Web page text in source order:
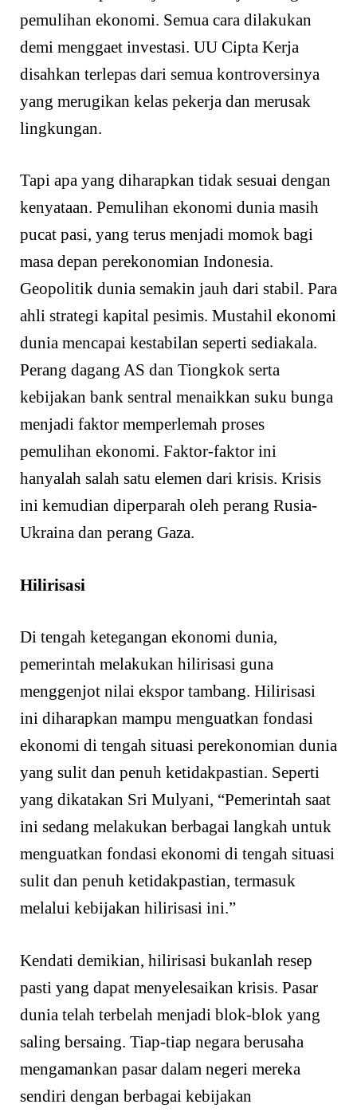
pemulihan ekonomi. Semua cara dilakukan
demi menggaet investasi. UU Cipta Kerja
disahkan terlepas dari semua kontroversinya
yang merugikan kelas pekerja dan merusak
lingkungan.
Tapi apa yang diharapkan tidak sesuai dengan
kenyataan. Pemulihan ekonomi dunia masih
pucat pasi, yang terus menjadi momok bagi
masa depan perekonomian Indonesia.
Geopolitik dunia semakin jauh dari stabil. Para
ahli strategi kapital pesimis. Mustahil ekonomi
dunia mencapai kestabilan seperti sediakala.
Perang dagang AS dan Tiongkok serta
kebijakan bank sentral menaikkan suku bunga
menjadi faktor memperlemah proses
pemulihan ekonomi. Faktor-faktor ini
hanyalah salah satu elemen dari krisis. Krisis
ini kemudian diperparah oleh perang Rusia-
Ukraina dan perang Gaza.
Hilirisasi
Di tengah ketegangan ekonomi dunia,
pemerintah melakukan hilirisasi guna
menggenjot nilai ekspor tambang. Hilirisasi
ini diharapkan mampu menguatkan fondasi
ekonomi di tengah situasi perekonomian dunia
yang sulit dan penuh ketidakpastian. Seperti
yang dikatakan Sri Mulyani, “Pemerintah saat
ini sedang melakukan berbagai langkah untuk
menguatkan fondasi ekonomi di tengah situasi
sulit dan penuh ketidakpastian, termasuk
melalui kebijakan hilirisasi ini.”
Kendati demikian, hilirisasi bukanlah resep
pasti yang dapat menyelesaikan krisis. Pasar
dunia telah terbelah menjadi blok-blok yang
saling bersaing. Tiap-tiap negara berusaha
mengamankan pasar dalam negeri mereka
sendiri dengan berbagai kebijakan